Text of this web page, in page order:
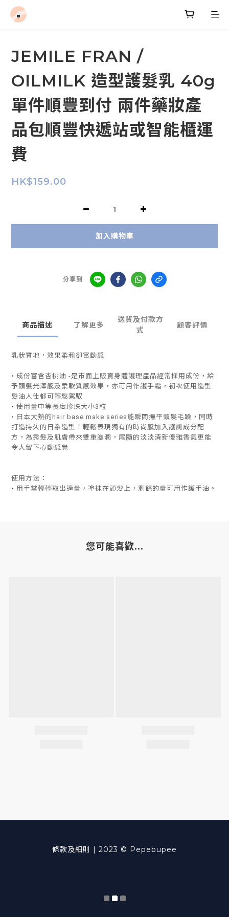
JEMILE FRAN /
OILMILK 造型護髮乳 40g
單件順豐到付 兩件藥妝產
品包順豐快遞站或智能櫃運
費
HK$159.00
加入購物車
分享到
商品描述 了解更多
送貨及付款方
式
顧客評價
乳狀質地，效果柔和卻富動感
• 成份富含杏桃油 -是市面上販賣身體護理產品經常採用成份，給
予頭髮光澤感及柔軟質感效果，亦可用作護手霜，初次使用造型
髮油人仕都可輕鬆駕馭
• 使用量中等長度珍珠大小3粒
• 日本大熱的hair base make series能瞬間撫平頭髮毛躁，同時
打造持久的日系造型！輕鬆表現獨有的時尚感加入護膚成分配
方，為秀髮及肌膚帶來雙重滋潤，尾隨的淡淡清新優雅香氣更能
令人留下心動感覺
使用方法：
• 用手掌輕輕取出適量，塗抹在頭髮上，剩餘的量可用作護手油。
您可能喜歡...
條款及細則 | 2023 © Pepebupee